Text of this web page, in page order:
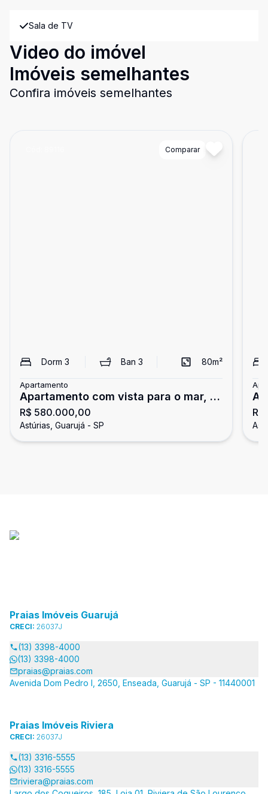
Sala de TV
Video do imóvel
Imóveis semelhantes
Confira imóveis semelhantes
Comparar
Dorm 3 Ban3 80m²
Apartamento
Apartamento com vista para o mar, 3
dormitórios, Astúrias, Guarujá
R$ 580.000,00
Astúrias, Guarujá - SP
Praias Imóveis Guarujá
CRECI: 26037J
(13) 3398-4000
(13) 3398-4000
praias@praias.com
Avenida Dom Pedro I, 2650, Enseada, Guarujá - SP - 11440001
Praias Imóveis Riviera
CRECI: 26037J
(13) 3316-5555
(13) 3316-5555
riviera@praias.com